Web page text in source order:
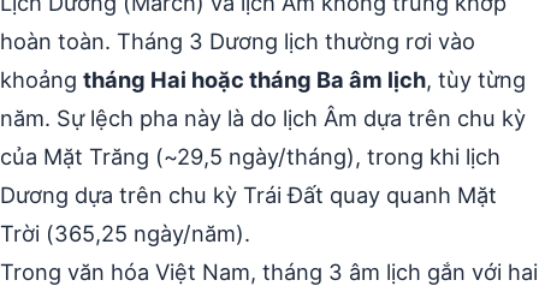
hoàn toàn. Tháng 3 Dương lịch thường rơi vào
khoảng tháng Hai hoặc tháng Ba âm lịch, tùy từng
năm. Sự lệch pha này là do lịch Âm dựa trên chu kỳ
của Mặt Trăng (~29,5 ngày/tháng), trong khi lịch
Dương dựa trên chu kỳ Trái Đất quay quanh Mặt
Trời (365,25 ngày/năm).
Trong văn hóa Việt Nam, tháng 3 âm lịch gắn với hai